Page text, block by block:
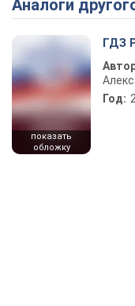
Аналоги
показать
обложку
ГДЗ
Год: